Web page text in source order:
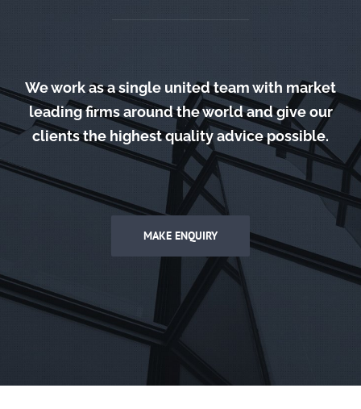
We work as a single united team with market
leading firms around the world and give our
clients the highest quality advice possible.
MAKE ENQUIRY